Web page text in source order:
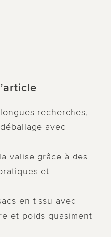
recherches,
avec
valise grâce à des
et
en tissu avec
et poids quasiment